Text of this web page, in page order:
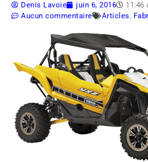
Denis Lavoie juin 6, 2016
11:46
Aucun commentaire
Articles,